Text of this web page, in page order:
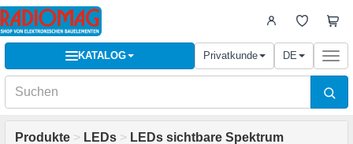
KATALOG Privatkunde DE
Produkte > LEDs > LEDs sichtbare Spektrum